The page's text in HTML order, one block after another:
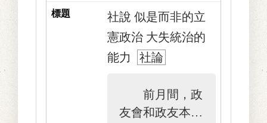
社說 似是而非的立
憲政治 大失統治的
能力
社論
前月間，政
友會和政友本黨